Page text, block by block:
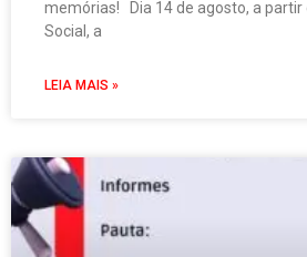
memórias! Dia 14 de agosto, a partir
Social, a
LEIA MAIS »